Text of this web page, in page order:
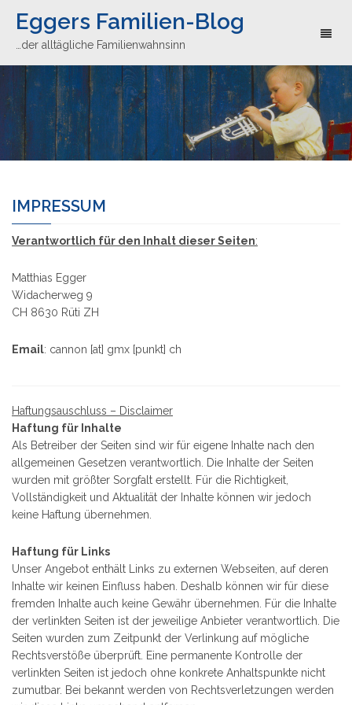
Eggers Familien-Blog
…der alltägliche Familienwahnsinn
IMPRESSUM
Verantwortlich für den Inhalt dieser Seiten:
Matthias Egger
Widacherweg 9
CH 8630 Rüti ZH
Email: cannon [at] gmx [punkt] ch
Haftungsauschluss – Disclaimer
Haftung für Inhalte
Als Betreiber der Seiten sind wir für eigene Inhalte nach den
allgemeinen Gesetzen verantwortlich. Die Inhalte der Seiten
wurden mit größter Sorgfalt erstellt. Für die Richtigkeit,
Vollständigkeit und Aktualität der Inhalte können wir jedoch
keine Haftung übernehmen.
Haftung für Links
Unser Angebot enthält Links zu externen Webseiten, auf deren
Inhalte wir keinen Einfluss haben. Deshalb können wir für diese
fremden Inhalte auch keine Gewähr übernehmen. Für die Inhalte
der verlinkten Seiten ist der jeweilige Anbieter verantwortlich. Die
Seiten wurden zum Zeitpunkt der Verlinkung auf mögliche
Rechtsverstöße überprüft. Eine permanente Kontrolle der
verlinkten Seiten ist jedoch ohne konkrete Anhaltspunkte nicht
zumutbar. Bei bekannt werden von Rechtsverletzungen werden